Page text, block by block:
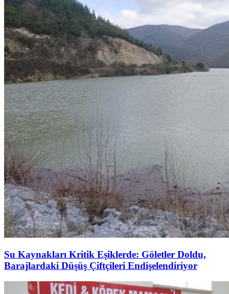
Su Kaynakları Kritik Eşiklerde: Göletler Doldu,
Barajlardaki Düşüş Çiftçileri Endişelendiriyor